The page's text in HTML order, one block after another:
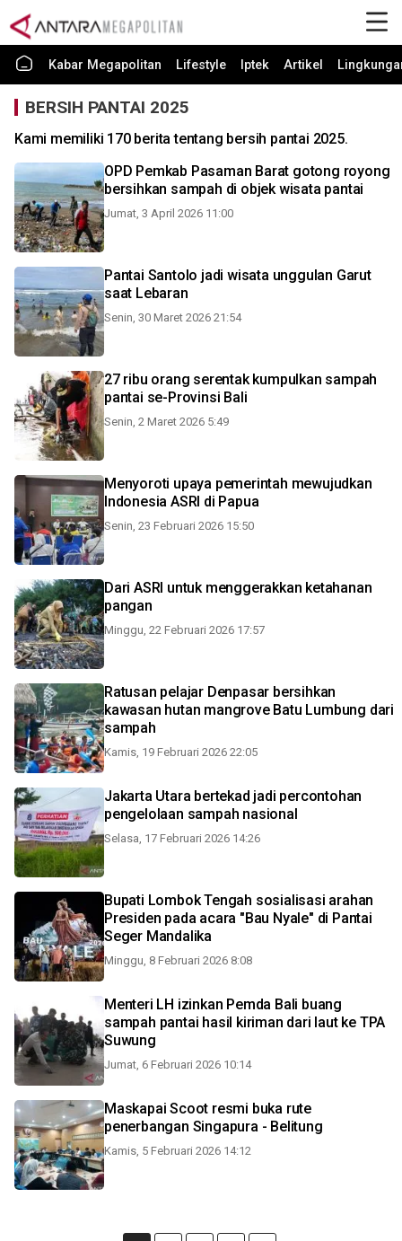
Kabar Megapolitan Lifestyle Iptek Artikel
BERSIH PANTAI 2025
Kami memiliki 170 berita tentang bersih pantai 2025.
OPD Pemkab Pasaman Barat gotong royong
bersihkan sampah di objek wisata pantai
Jumat, 3 April 2026 11:00
Pantai Santolo jadi wisata unggulan Garut
saat Lebaran
Senin, 30 Maret 2026 21:54
27 ribu orang serentak kumpulkan sampah
pantai se-Provinsi Bali
Senin, 2 Maret 2026 5:49
Menyoroti upaya pemerintah mewujudkan
Indonesia ASRI di Papua
Senin, 23 Februari 2026 15:50
Dari ASRI untuk menggerakkan ketahanan
pangan
Minggu, 22 Februari 2026 17:57
Ratusan pelajar Denpasar bersihkan
kawasan hutan mangrove Batu Lumbung dari
sampah
Kamis, 19 Februari 2026 22:05
Jakarta Utara bertekad jadi percontohan
pengelolaan sampah nasional
Selasa, 17 Februari 2026 14:26
Bupati Lombok Tengah sosialisasi arahan
Presiden pada acara "Bau Nyale" di Pantai
Seger Mandalika
Minggu, 8 Februari 2026 8:08
Menteri LH izinkan Pemda Bali buang
sampah pantai hasil kiriman dari laut ke TPA
Suwung
Jumat, 6 Februari 2026 10:14
Maskapai Scoot resmi buka rute
penerbangan Singapura - Belitung
Kamis, 5 Februari 2026 14:12